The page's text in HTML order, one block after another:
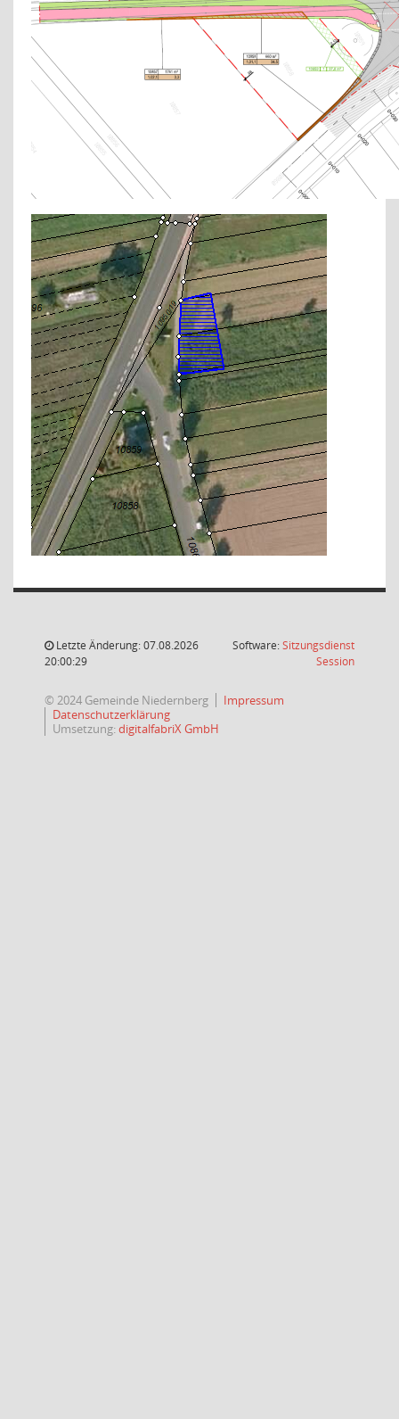
Letzte Änderung: 07.08.2026
20:00:29
Software:Sitzungsdienst
Session(Wird in
© 2024 Gemeinde Niedernberg
Impressum
Datenschutzerklärung
Umsetzung:digitalfabriX GmbH